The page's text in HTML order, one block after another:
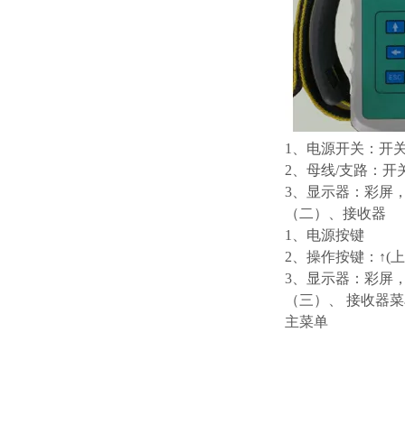
1、电源开关：开
2、母线/支路：开
3、显示器：彩屏
（二）、
1、电源按键
2、操作按键：↑(
3、显示器：彩屏
（三）、 接收器
主菜单